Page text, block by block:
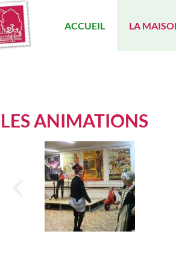
ACCUEIL LA
LES ANIMATIONS